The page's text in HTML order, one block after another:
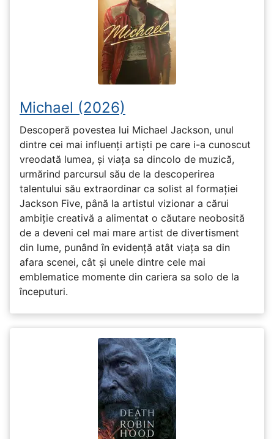
Michael (2026)
Descoperă povestea lui Michael Jackson, unul
dintre cei mai influenți artiști pe care i-a cunoscut
vreodată lumea, și viața sa dincolo de muzică,
urmărind parcursul său de la descoperirea
talentului său extraordinar ca solist al formației
Jackson Five, până la artistul vizionar a cărui
ambiție creativă a alimentat o căutare neobosită
de a deveni cel mai mare artist de divertisment
din lume, punând în evidență atât viața sa din
afara scenei, cât și unele dintre cele mai
emblematice momente din cariera sa solo de la
începuturi.